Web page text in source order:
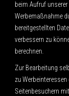
beim Aufruf
Werbemaßnahme
bereitgestellten
verbessern zu
berechnen.
Zur Bearbeitung
zu
Seitenbesuchern